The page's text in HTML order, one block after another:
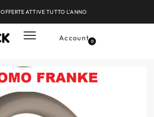
OFFERTE ATTIVE TUTTO L'ANNO
Account 0